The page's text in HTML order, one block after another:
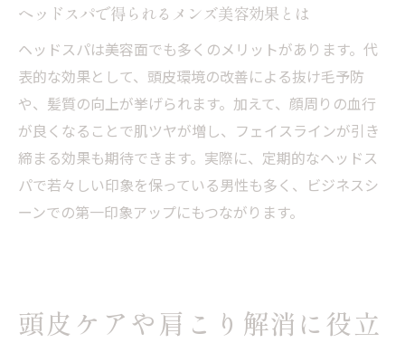
ヘッドスパで得られるメンズ美容効果とは
ヘッドスパは美容面でも多くのメリットがあります。代
表的な効果として、頭皮環境の改善による抜け毛予防
や、髪質の向上が挙げられます。加えて、顔周りの血行
が良くなることで肌ツヤが増し、フェイスラインが引き
締まる効果も期待できます。実際に、定期的なヘッドス
パで若々しい印象を保っている男性も多く、ビジネスシ
ーンでの第一印象アップにもつながります。
頭皮ケアや肩こり解消に役立